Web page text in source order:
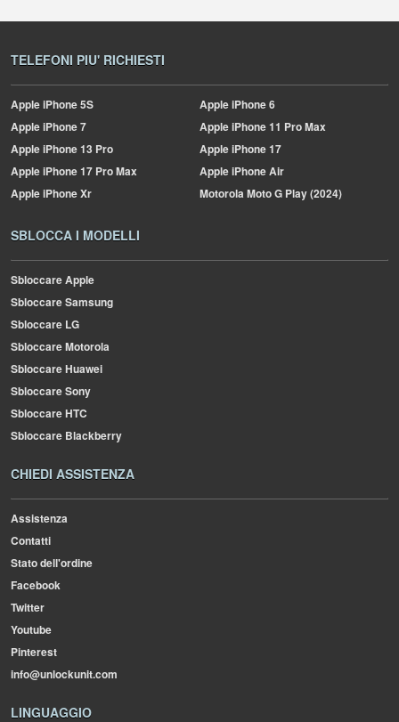
TELEFONI PIU' RICHIESTI
AppleiPhone 5S AppleiPhone 6
AppleiPhone 7 AppleiPhone 11 Pro Max
AppleiPhone 13 Pro AppleiPhone 17
AppleiPhone 17 Pro Max AppleiPhone Air
AppleiPhone Xr MotorolaMoto G Play (2024)
SBLOCCA I MODELLI
Sbloccare Apple
Sbloccare Samsung
Sbloccare LG
Sbloccare Motorola
Sbloccare Huawei
Sbloccare Sony
Sbloccare HTC
Sbloccare Blackberry
CHIEDI ASSISTENZA
Assistenza
Contatti
Stato dell'ordine
Facebook
Twitter
Youtube
Pinterest
info@unlockunit.com
LINGUAGGIO